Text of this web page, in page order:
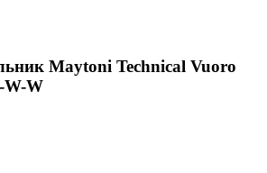
Maytoni Technical Vuoro
W-W